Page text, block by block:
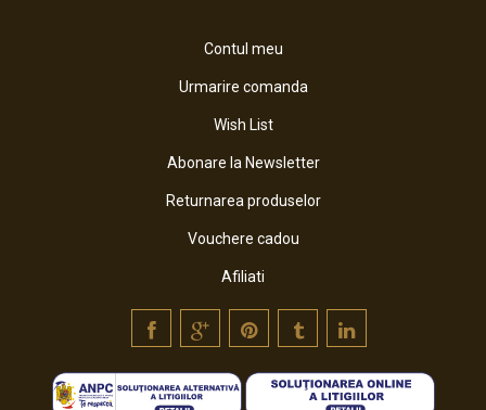
Contul meu
Urmarire comanda
Wish List
Abonare la Newsletter
Returnarea produselor
Vouchere cadou
Afiliati